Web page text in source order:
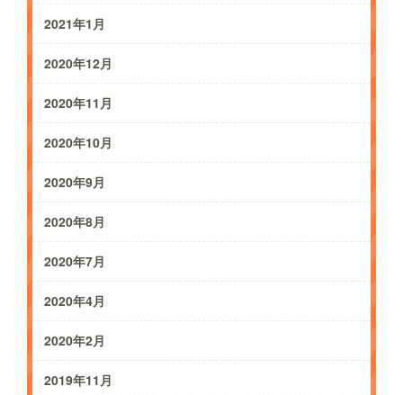
2021年1月
2020年12月
2020年11月
2020年10月
2020年9月
2020年8月
2020年7月
2020年4月
2020年2月
2019年11月